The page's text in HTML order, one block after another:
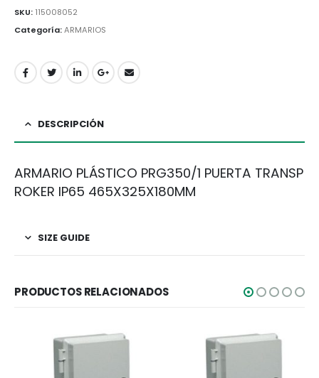
SKU: 115008052
Categoría:ARMARIOS
DESCRIPCIÓN
ARMARIO PLÁSTICO PRG350/1 PUERTA TRANSP
ROKER IP65 465X325X180MM
SIZE GUIDE
PRODUCTOS RELACIONADOS